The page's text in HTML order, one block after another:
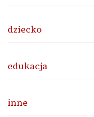
dziecko
edukacja
inne